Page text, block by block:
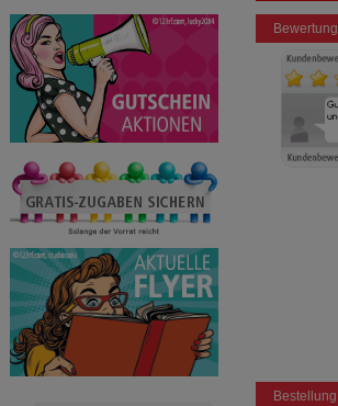
Bewertung
Bestellung